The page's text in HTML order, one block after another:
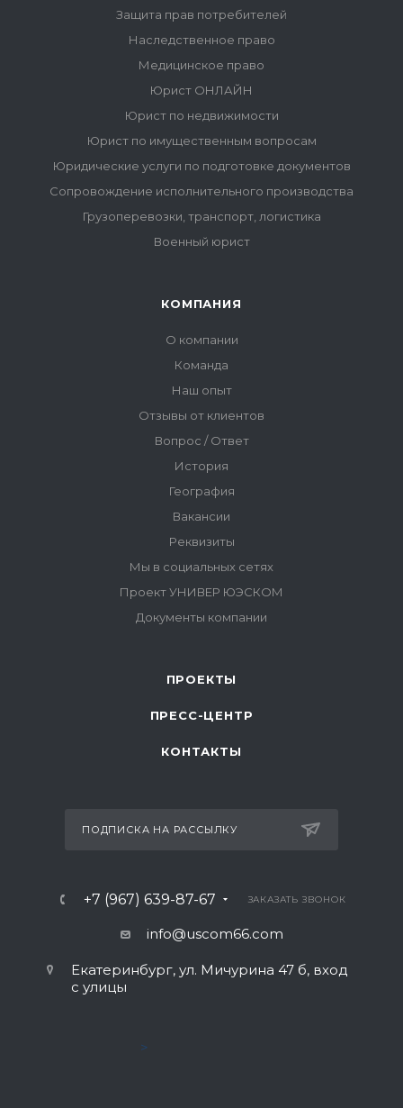
ПРОЕКТЫ
ПРЕСС-ЦЕНТР
КОНТАКТЫ
ПОДПИСКА НА РАССЫЛКУ
+7 (967) 639-87-67 ЗАКАЗАТЬ ЗВОНОК
info@uscom66.com
Екатеринбург, ул. Мичурина 47 б, вход
с улицы
>